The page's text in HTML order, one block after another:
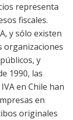
representa
fiscales.
y sólo existen
organizaciones
y
1990, las
en Chile han
en
originales